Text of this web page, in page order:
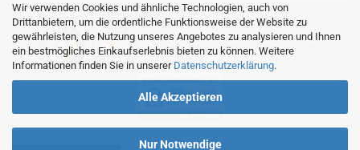
Wir verwenden Cookies und ähnliche Technologien, auch von
Drittanbietern, um die ordentliche Funktionsweise der Website zu
gewährleisten, die Nutzung unseres Angebotes zu analysieren und Ihnen
ein bestmögliches Einkaufserlebnis bieten zu können. Weitere
Informationen finden Sie in unserer Datenschutzerklärung.
Alle Akzeptieren
Nur Notwendige